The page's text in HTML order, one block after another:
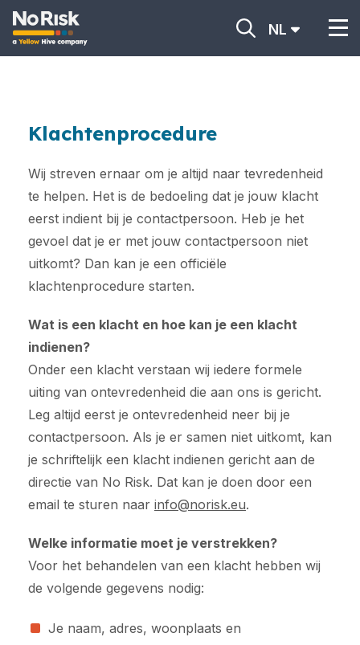
NL
Klachtenprocedure
Wij streven ernaar om je altijd naar tevredenheid
te helpen. Het is de bedoeling dat je jouw klacht
eerst indient bij je contactpersoon. Heb je het
gevoel dat je er met jouw contactpersoon niet
uitkomt? Dan kan je een officiële
klachtenprocedure starten.
Wat is een klacht en hoe kan je een klacht
indienen?
Onder een klacht verstaan wij iedere formele
uiting van ontevredenheid die aan ons is gericht.
Leg altijd eerst je ontevredenheid neer bij je
contactpersoon. Als je er samen niet uitkomt, kan
je schriftelijk een klacht indienen gericht aan de
directie van No Risk. Dat kan je doen door een
email te sturen naar info@norisk.eu.
Welke informatie moet je verstrekken?
Voor het behandelen van een klacht hebben wij
de volgende gegevens nodig:
Je naam, adres, woonplaats en